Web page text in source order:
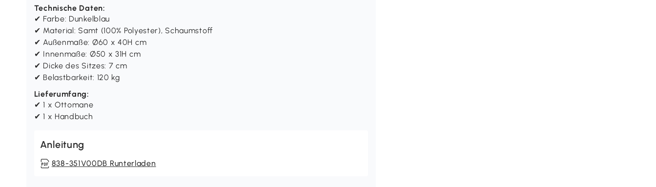
Technische Daten:
✔ Farbe: Dunkelblau
✔ Material: Samt (100% Polyester), Schaumstoff
✔ Außenmaße: Ø60 x 40H cm
✔ Innenmaße: Ø50 x 31H cm
✔ Dicke des Sitzes: 7 cm
✔ Belastbarkeit: 120 kg
Lieferumfang:
✔ 1 x Ottomane
✔ 1 x Handbuch
Anleitung
838-351V00DB Runterladen